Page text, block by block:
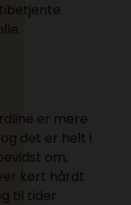
er mere
det er helt i
om,
kørt hårdt
til tider